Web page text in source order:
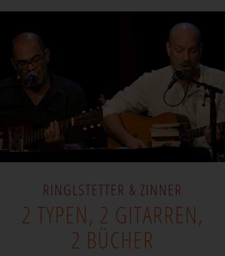
RINGLSTETTER & ZINNER
2 TYPEN, 2 GITARREN,
2 BÜCHER